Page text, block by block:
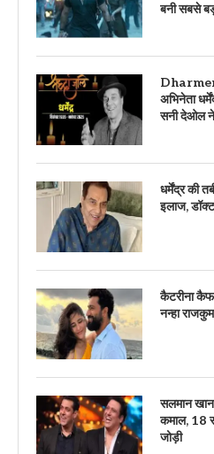
बनी सबसे
अभिनेता
सनी देओल ने
धर्मेंद्र की
इलाज,
कैटरीना
नन्हा
सलमान खान
कमाल, 18
जोड़ी